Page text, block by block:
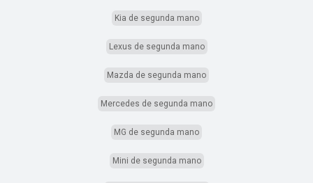
Kia de segunda mano
Lexus de segunda mano
Mazda de segunda mano
Mercedes de segunda mano
MG de segunda mano
Mini de segunda mano